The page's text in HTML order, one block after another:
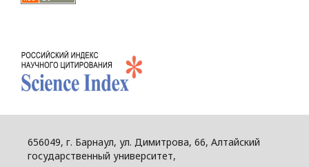
656049, г. Барнаул, ул. Димитрова, 66, Алтайский
государственный университет,